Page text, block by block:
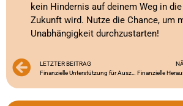
kein Hindernis auf deinem Weg in
Zukunft wird. Nutze die Chance, um
Unabhängigkeit durchzustarten!
LETZTER BEITRAG
Finanzielle Unterstützung für Auszubildende: Der ultimative Leitfaden